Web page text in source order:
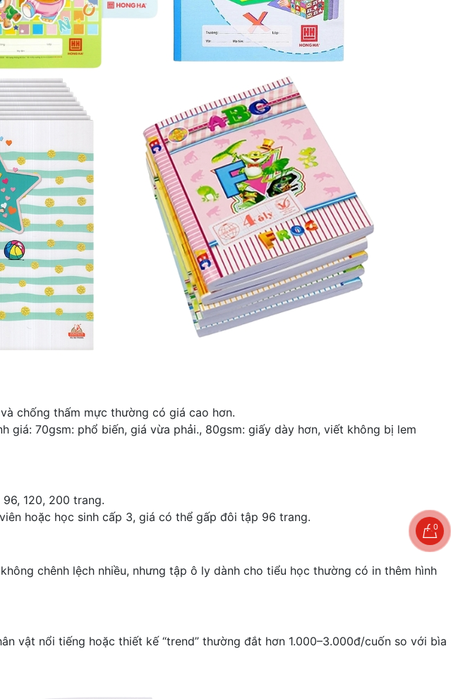
chống thấm mực thường có giá cao hơn.
giá: 70gsm: phổ biến, giá vừa phải., 80gsm: giấy dày hơn, viết không bị lem
120, 200 trang.
hoặc học sinh cấp 3, giá có thể gấp đôi tập 96 trang.
chênh lệch nhiều, nhưng tập ô ly dành cho tiểu học thường có in thêm hình
vật nổi tiếng hoặc thiết kế “trend” thường đắt hơn 1.000–3.000đ/cuốn so với bìa
0